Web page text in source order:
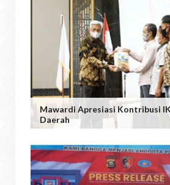
Mawardi Apresiasi Kontribusi
Daerah